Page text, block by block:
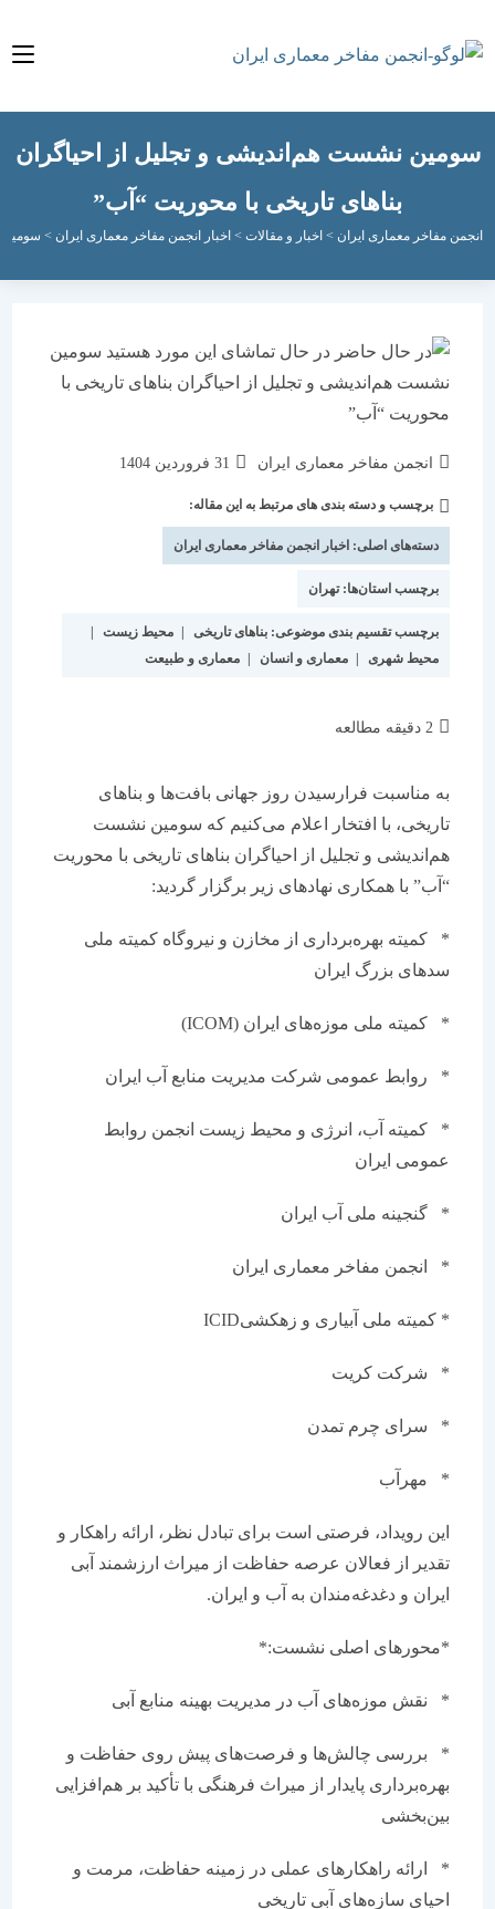
نشست هم‌اندیشی و تجلیل از احیاگران
بناهای تاریخی با محوریت “آب”
مفاخر معماری ایران > اخبار و مقالات>اخبار انجمن مفاخر معماری ایران > سومین نشست
انجمن مفاخر معماری ایران
نوشته
شده
است:
31 فروردین 1404
برچسب و دسته بندی های مرتبط به این مقاله:
دسته‌های اصلی:اخبار انجمن مفاخر معماری ایران
برچسب استان‌ها:تهران
برچسب تقسیم بندی موضوعی:بناهای تاریخی | محیط زیست |
محیط شهری | معماری و انسان معماری و طبیعت
به مناسبت فرارسیدن روز جهانی بافت‌ها و بناهای
تاریخی، با افتخار اعلام می‌کنیم که سومین نشست
هم‌اندیشی و تجلیل از احیاگران بناهای تاریخی با محوریت
“آب” با همکاری نهادهای زیر برگزار گردید:
* کمیته بهره‌برداری از مخازن و نیروگاه کمیته ملی
سدهای بزرگ ایران
* کمیته ملی موزه‌های ایران (ICOM)
* روابط عمومی شرکت مدیریت منابع آب ایران
* کمیته آب، انرژی و محیط زیست انجمن روابط
عمومی ایران
* گنجینه ملی آب ایران
* انجمن مفاخر معماری ایران
* کمیته ملی آبیاری و زهکشیICID
* شرکت کریت
* سرای چرم تمدن
* مهرآب
این رویداد، فرصتی است برای تبادل نظر، ارائه راهکار و
تقدیر از فعالان عرصه حفاظت از میراث ارزشمند آبی
ایران و دغدغه‌مندان به آب و ایران.
*محورهای اصلی نشست:*
* نقش موزه‌های آب در مدیریت بهینه منابع آبی
* بررسی چالش‌ها و فرصت‌های پیش روی حفاظت و
بهره‌برداری پایدار از میراث فرهنگی با تأکید بر هم‌افزایی
بین‌بخشی
* ارائه راهکارهای عملی در زمینه حفاظت، مرمت و
احیای سازه‌های آبی تاریخی